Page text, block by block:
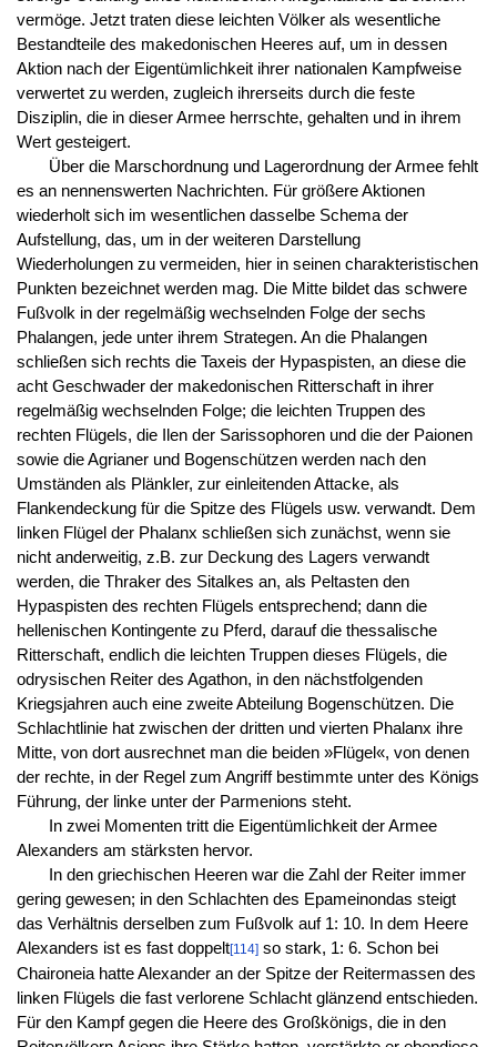
vermöge. Jetzt traten diese leichten Völker als wesentliche
Bestandteile des makedonischen Heeres auf, um in dessen
Aktion nach der Eigentümlichkeit ihrer nationalen Kampfweise
verwertet zu werden, zugleich ihrerseits durch die feste
Disziplin, die in dieser Armee herrschte, gehalten und in ihrem
Wert gesteigert.
Über die Marschordnung und Lagerordnung der Armee fehlt
es an nennenswerten Nachrichten. Für größere Aktionen
wiederholt sich im wesentlichen dasselbe Schema der
Aufstellung, das, um in der weiteren Darstellung
Wiederholungen zu vermeiden, hier in seinen charakteristischen
Punkten bezeichnet werden mag. Die Mitte bildet das schwere
Fußvolk in der regelmäßig wechselnden Folge der sechs
Phalangen, jede unter ihrem Strategen. An die Phalangen
schließen sich rechts die Taxeis der Hypaspisten, an diese die
acht Geschwader der makedonischen Ritterschaft in ihrer
regelmäßig wechselnden Folge; die leichten Truppen des
rechten Flügels, die Ilen der Sarissophoren und die der Paionen
sowie die Agrianer und Bogenschützen werden nach den
Umständen als Plänkler, zur einleitenden Attacke, als
Flankendeckung für die Spitze des Flügels usw. verwandt. Dem
linken Flügel der Phalanx schließen sich zunächst, wenn sie
nicht anderweitig, z.B. zur Deckung des Lagers verwandt
werden, die Thraker des Sitalkes an, als Peltasten den
Hypaspisten des rechten Flügels entsprechend; dann die
hellenischen Kontingente zu Pferd, darauf die thessalische
Ritterschaft, endlich die leichten Truppen dieses Flügels, die
odrysischen Reiter des Agathon, in den nächstfolgenden
Kriegsjahren auch eine zweite Abteilung Bogenschützen. Die
Schlachtlinie hat zwischen der dritten und vierten Phalanx ihre
Mitte, von dort ausrechnet man die beiden »Flügel«, von denen
der rechte, in der Regel zum Angriff bestimmte unter des Königs
Führung, der linke unter der Parmenions steht.
In zwei Momenten tritt die Eigentümlichkeit der Armee
Alexanders am stärksten hervor.
In den griechischen Heeren war die Zahl der Reiter immer
gering gewesen; in den Schlachten des Epameinondas steigt
das Verhältnis derselben zum Fußvolk auf 1: 10. In dem Heere
Alexanders ist es fast doppelt[114]so stark, 1: 6. Schon bei
Chaironeia hatte Alexander an der Spitze der Reitermassen des
linken Flügels die fast verlorene Schlacht glänzend entschieden.
Für den Kampf gegen die Heere des Großkönigs, die in den